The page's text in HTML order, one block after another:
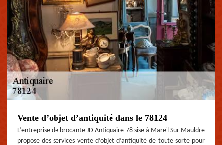
Vente d’objet d’antiquité dans le 78124
L’entreprise de brocante JD Antiquaire 78 sise à Mareil Sur Mauldre
propose des services vente d’objet d’antiquité de toute sorte pour